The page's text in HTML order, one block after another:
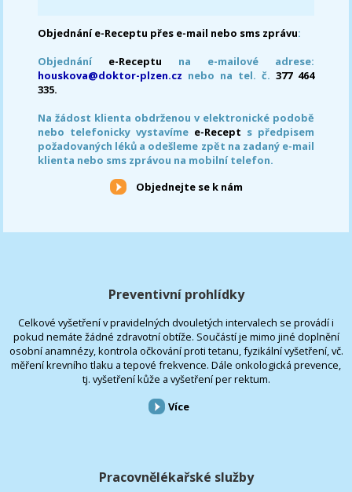
Objednání e-Receptu přes e-mail nebo sms zprávu:
Objednání e-Receptu na e-mailové adrese:
houskova@doktor-plzen.cz nebo na tel. č. 377 464
335.
Na žádost klienta obdrženou v elektronické podobě
nebo telefonicky vystavíme e-Recept s předpisem
požadovaných léků a odešleme zpět na zadaný e-mail
klienta nebo sms zprávou na mobilní telefon.
Objednejte se k nám
Preventivní prohlídky
Celkové vyšetření v pravidelných dvouletých intervalech se provádí i
pokud nemáte žádné zdravotní obtíže. Součástí je mimo jiné doplnění
osobní anamnézy, kontrola očkování proti tetanu, fyzikální vyšetření, vč.
měření krevního tlaku a tepové frekvence. Dále onkologická prevence,
tj. vyšetření kůže a vyšetření per rektum.
Více
Pracovnělékařské služby